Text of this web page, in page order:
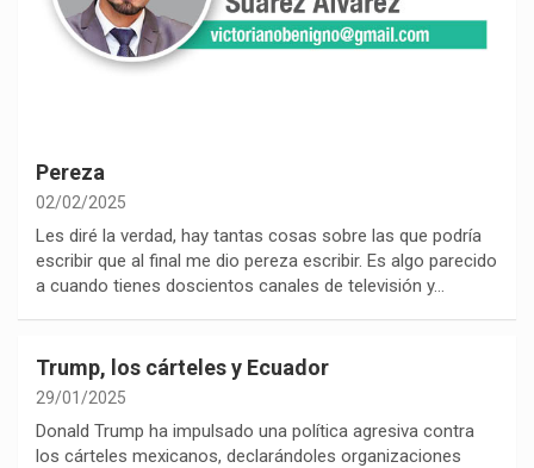
Pereza
02/02/2025
Les diré la verdad, hay tantas cosas sobre las que podría
escribir que al final me dio pereza escribir. Es algo parecido
a cuando tienes doscientos canales de televisión y…
Trump, los cárteles y Ecuador
29/01/2025
Donald Trump ha impulsado una política agresiva contra
los cárteles mexicanos, declarándoles organizaciones